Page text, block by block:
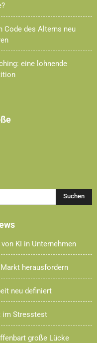
Code des Alterns neu
eine lohnende
KI in Unternehmen
herausfordern
neu definiert
im Stresstest
große Lücke